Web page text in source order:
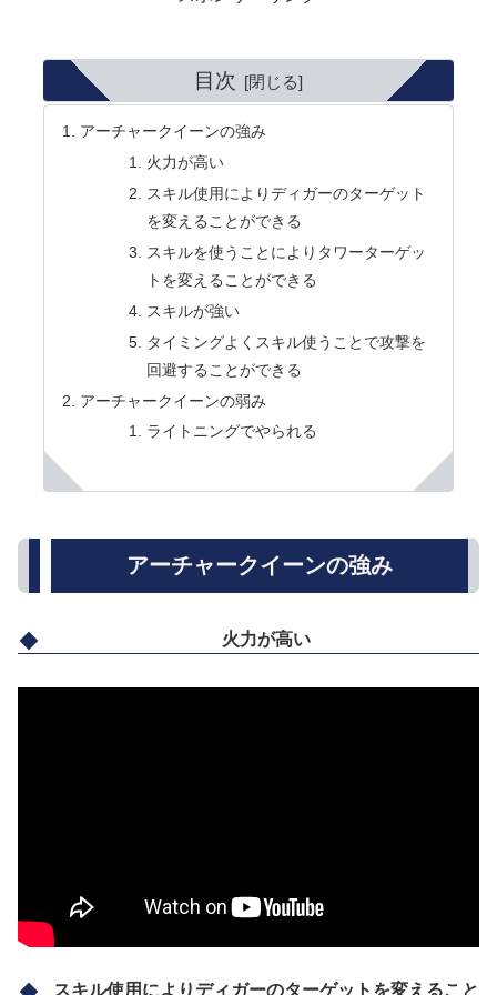
目次
アーチャークイーンの強み
火力が高い
スキル使用によりディガーのターゲット
を変えることができる
スキルを使うことによりタワーターゲッ
トを変えることができる
スキルが強い
タイミングよくスキル使うことで攻撃を
回避することができる
アーチャークイーンの弱み
ライトニングでやられる
アーチャークイーンの強み
火力が高い
スキル使用によりディガーのターゲットを変えること